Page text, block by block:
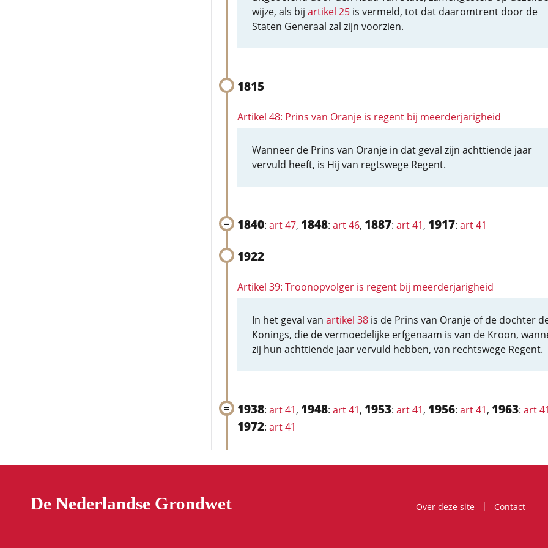
wijze, als bij artikel 25is vermeld, tot dat daaromtrent door de
Staten Generaal zal zijn voorzien.
1815
Artikel 48: Prins van Oranje is regent bij meerderjarigheid
Wanneer de Prins van Oranje in dat geval zijn achttiende jaar
vervuld heeft, is Hij van regtswege Regent.
1840: art 47, 1848: art 46, 1887: art 41, 1917: art 41
1922
Artikel 39: Troonopvolger is regent bij meerderjarigheid
In het geval van artikel 38is de Prins van Oranje of de dochter
Konings, die de vermoedelijke erfgenaam is van de Kroon,
zij hun achttiende jaar vervuld hebben, van rechtswege Regent.
1938: art 41, 1948: art 41, 1953: art 41, 1956: art 41, 1963: art 41
1972: art 41
De Nederlandse Grondwet Over deze site
Contact